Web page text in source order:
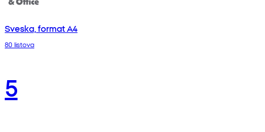
Sveska, format A4
80 listova
5